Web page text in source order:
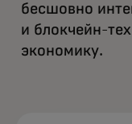
бесшовно
и блокчейн-
экономику.